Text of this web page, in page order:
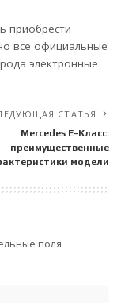
приобрести
все официальные
электронные
СТАТЬЯ
Mercedes Е-Класс:
преимущественные
модели
поля